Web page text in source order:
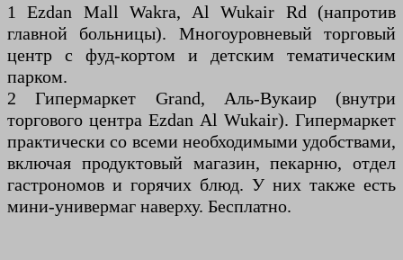
1 Ezdan Mall Wakra, Al Wukair Rd (напротив
главной больницы). Многоуровневый торговый
центр с фуд-кортом и детским тематическим
парком.
2 Гипермаркет Grand, Аль-Вукаир (внутри
торгового центра Ezdan Al Wukair). Гипермаркет
практически со всеми необходимыми удобствами,
включая продуктовый магазин, пекарню, отдел
гастрономов и горячих блюд. У них также есть
мини-универмаг наверху. Бесплатно.